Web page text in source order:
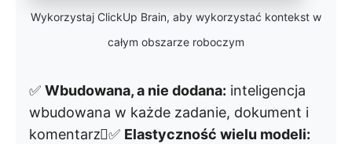
Wykorzystaj ClickUp Brain, aby wykorzystać kontekst w
całym obszarze roboczym
✅ Wbudowana, a nie dodana: inteligencja
wbudowana w każde zadanie, dokument i
komentarz⃟✅ Elastyczność wielu modeli: